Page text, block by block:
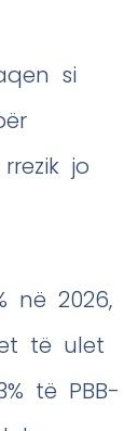
si
jo
në 2026,
të ulet
të PBB-